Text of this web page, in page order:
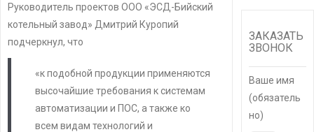
Руководитель проектов ООО «ЭСД-Бийский
котельный завод» Дмитрий Куропий
подчеркнул, что
«к подобной продукции применяются
высочайшие требования к системам
автоматизации и ПОС, а также ко
всем видам технологий и
ЗАКАЗАТЬ
ЗВОНОК
Ваше имя
(обязатель
но)